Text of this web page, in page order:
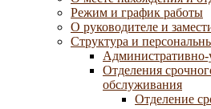
Режим и график работы
О руководителе и
Структура и
Административно-
Отделения
обслуживания
Отделение